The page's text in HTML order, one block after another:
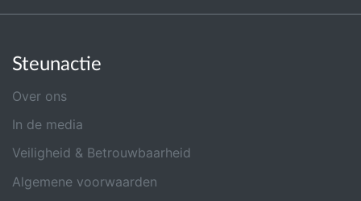
Steunactie
Over ons
In de media
Veiligheid & Betrouwbaarheid
Algemene voorwaarden